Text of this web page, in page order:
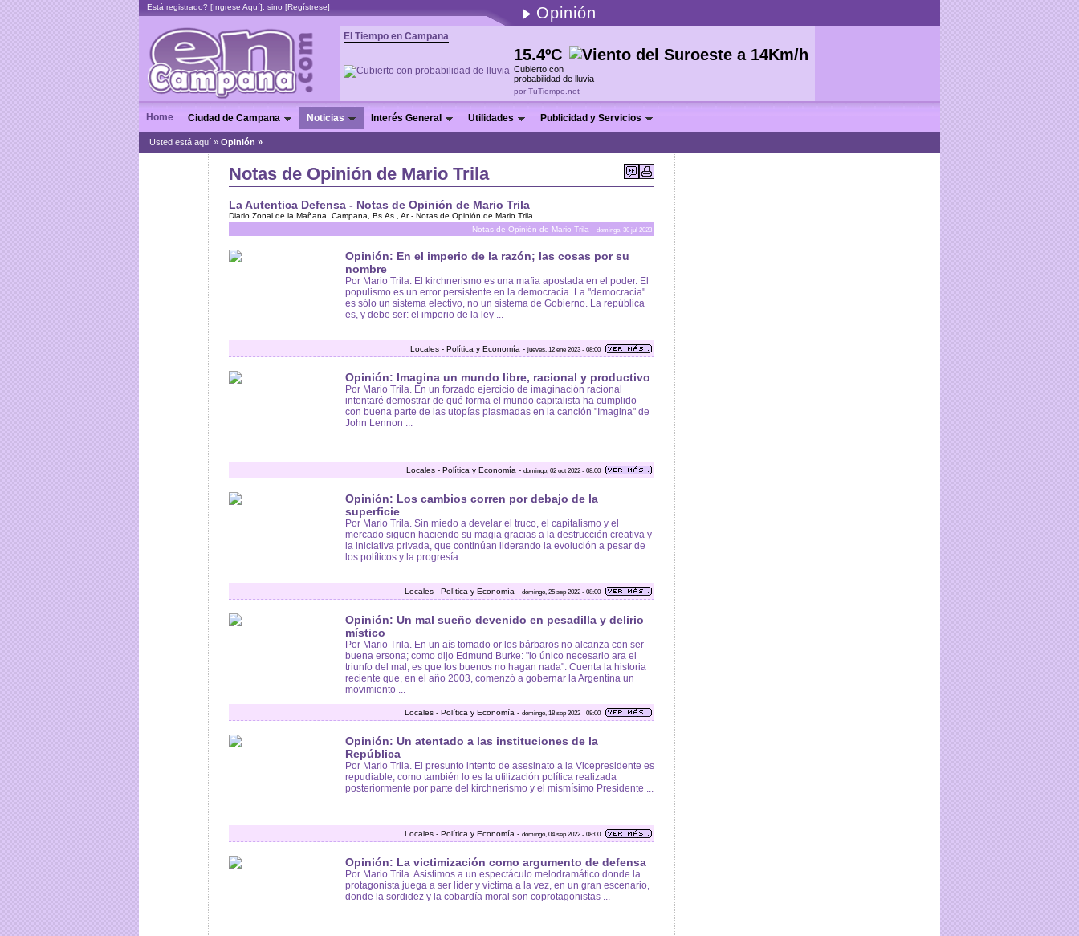
Está registrado? [Ingrese Aquí], sino [Regístrese] Opinión
El Tiempo en Campana
15.4ºC
Cubierto con
probabilidad de lluvia
por TuTiempo.net
Home Ciudad de Campana Noticias Interés General Utilidades Publicidad y Servicios
Usted está aquí » Opinión »
Notas de Opinión de Mario Trila
La Autentica Defensa - Notas de Opinión de Mario Trila
Diario Zonal de la Mañana, Campana, Bs.As., Ar - Notas de Opinión de Mario Trila
Notas de Opinión de Mario Trila - domingo, 30 jul 2023
Opinión: En el imperio de la razón; las cosas por su
nombre
Por Mario Trila. El kirchnerismo es una mafia apostada en el poder. El
populismo es un error persistente en la democracia. La "democracia"
es sólo un sistema electivo, no un sistema de Gobierno. La república
es, y debe ser: el imperio de la ley ...
Locales - Política y Economía - jueves, 12 ene 2023 - 08:00
Opinión: Imagina un mundo libre, racional y productivo
Por Mario Trila. En un forzado ejercicio de imaginación racional
intentaré demostrar de qué forma el mundo capitalista ha cumplido
con buena parte de las utopías plasmadas en la canción "Imagina" de
John Lennon ...
Locales - Política y Economía - domingo, 02 oct 2022 - 08:00
Opinión: Los cambios corren por debajo de la
superficie
Por Mario Trila. Sin miedo a develar el truco, el capitalismo y el
mercado siguen haciendo su magia gracias a la destrucción creativa y
la iniciativa privada, que continúan liderando la evolución a pesar de
los políticos y la progresía ...
Locales - Política y Economía - domingo, 25 sep 2022 - 08:00
Opinión: Un mal sueño devenido en pesadilla y delirio
místico
Por Mario Trila. En un aís tomado or los bárbaros no alcanza con ser
buena ersona; como dijo Edmund Burke: "lo único necesario ara el
triunfo del mal, es que los buenos no hagan nada". Cuenta la historia
reciente que, en el año 2003, comenzó a gobernar la Argentina un
movimiento ...
Locales - Política y Economía - domingo, 18 sep 2022 - 08:00
Opinión: Un atentado a las instituciones de la
República
Por Mario Trila. El presunto intento de asesinato a la Vicepresidente es
repudiable, como también lo es la utilización política realizada
posteriormente por parte del kirchnerismo y el mismísimo Presidente ...
Locales - Política y Economía - domingo, 04 sep 2022 - 08:00
Opinión: La victimización como argumento de defensa
Por Mario Trila. Asistimos a un espectáculo melodramático donde la
protagonista juega a ser líder y víctima a la vez, en un gran escenario,
donde la sordidez y la cobardía moral son coprotagonistas ...